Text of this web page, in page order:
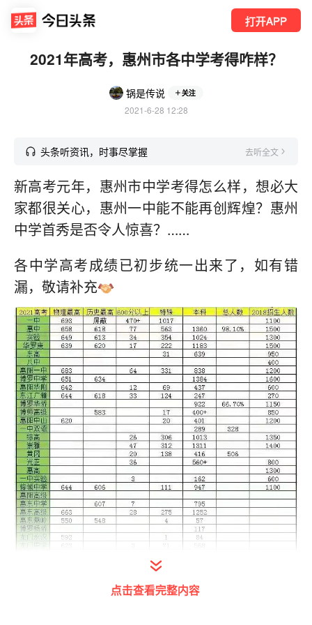
打开APP
2021年高考，惠州市各中学考得咋样？
锅是传说 关注
2021-6-28 12:28
头条听资讯，时事尽掌握 去听全文
新高考元年，惠州市中学考得怎么样，想必大
家都很关心，惠州一中能不能再创辉煌？惠州
中学首秀是否令人惊喜？……
各中学高考成绩已初步统一出来了，如有错
漏，敬请补充
点击查看完整内容